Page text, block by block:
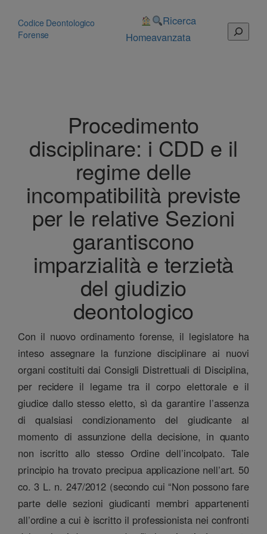
contenuto
Codice Deontologico
Forense
Home
Ricerca
avanzata
Cerca
Procedimento
disciplinare: i CDD e il
regime delle
incompatibilità previste
per le relative Sezioni
garantiscono
imparzialità e terzietà
del giudizio
deontologico
Con il nuovo ordinamento forense, il legislatore ha
inteso assegnare la funzione disciplinare ai nuovi
organi costituiti dai Consigli Distrettuali di Disciplina,
per recidere il legame tra il corpo elettorale e il
giudice dallo stesso eletto, sì da garantire l’assenza
di qualsiasi condizionamento del giudicante al
momento di assunzione della decisione, in quanto
non iscritto allo stesso Ordine dell’incolpato. Tale
principio ha trovato precipua applicazione nell’art. 50
co. 3 L. n. 247/2012 (secondo cui “Non possono fare
parte delle sezioni giudicanti membri appartenenti
all’ordine a cui è iscritto il professionista nei confronti